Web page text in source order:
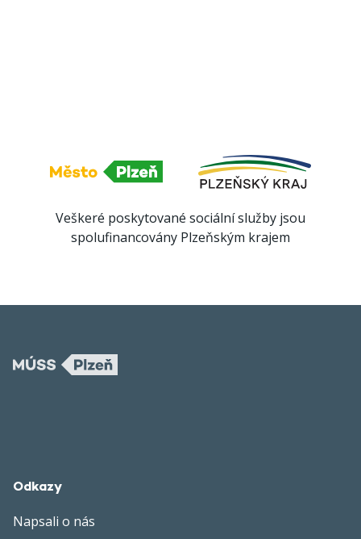
Veškeré poskytované sociální služby jsou
spolufinancovány Plzeňským krajem
Odkazy
Napsali o nás